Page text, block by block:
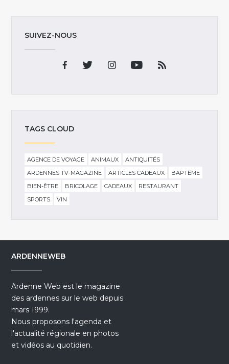
SUIVEZ-NOUS
TAGS CLOUD
AGENCE DE VOYAGE ANIMAUX
ANTIQUITÉS
ARDENNES TV-MAGAZINE
ARTICLES CADEAUX
BAPTÊME
BIEN-ÊTRE
BRICOLAGE CADEAUX
RESTAURANT
SPORTS
VIN
ARDENNEWEB
Ardenne Web est le magazine
des ardennes sur le web depuis
mars 1999.
Nous proposons l'agenda et
l'actualité régionale en photos
et vidéos au quotidien.